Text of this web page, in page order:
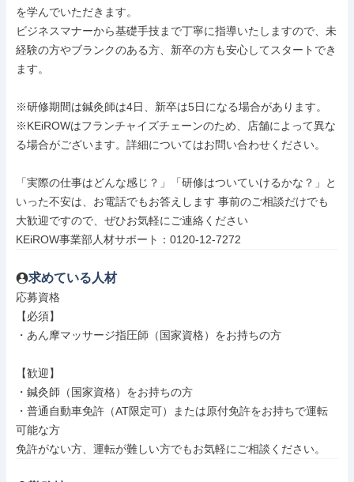
を学んでいただきます。
ビジネスマナーから基礎手技まで丁寧に指導いたしますので、未
経験の方やブランクのある方、新卒の方も安心してスタートでき
ます。
※研修期間は鍼灸師は4日、新卒は5日になる場合があります。
※KEiROWはフランチャイズチェーンのため、店舗によって異な
る場合がございます。詳細についてはお問い合わせください。
「実際の仕事はどんな感じ？」「研修はついていけるかな？」と
いった不安は、お電話でもお答えします 事前のご相談だけでも
大歓迎ですので、ぜひお気軽にご連絡ください
KEiROW事業部人材サポート：0120-12-7272
求めている人材
応募資格
【必須】
・あん摩マッサージ指圧師（国家資格）をお持ちの方
【歓迎】
・鍼灸師（国家資格）をお持ちの方
・普通自動車免許（AT限定可）または原付免許をお持ちで運転
可能な方
免許がない方、運転が難しい方でもお気軽にご相談ください。